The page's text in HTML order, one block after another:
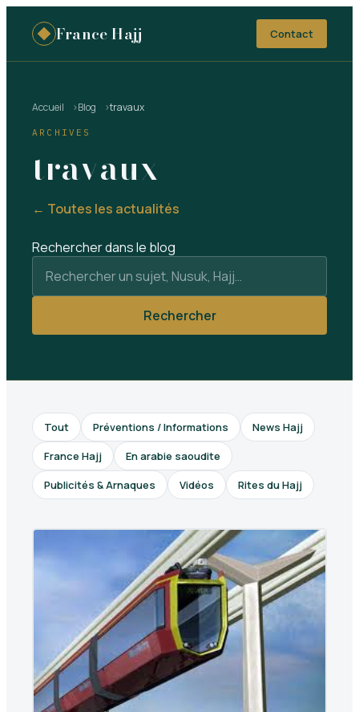
France Hajj Contact
Accueil Blog travaux
ARCHIVES
travaux
← Toutes les actualités
Rechercher dans le blog
Rechercher
Tout Préventions / Informations
News Hajj
France Hajj
En arabie saoudite
Publicités & Arnaques
Vidéos Rites du Hajj